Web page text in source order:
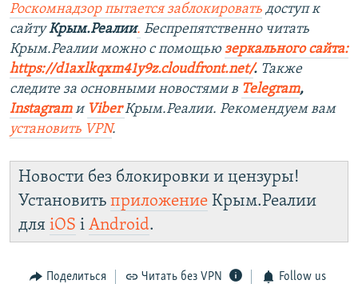
Роскомнадзор пытается заблокировать доступ к
сайтуКрым.Реалии. Беспрепятственно читать
Крым.Реалии можно с помощью зеркального сайта:
https://d1axlkqxm41y9z.cloudfront.net/. ​ Также
следите за основными новостями в Telegram,
Instagram и ViberКрым.Реалии. Рекомендуем вам
установить VPN.
Новости без блокировки и цензуры!
Установить приложение Крым.Реалии
для iOS і Android.
Поделиться Читать без VPN Follow us